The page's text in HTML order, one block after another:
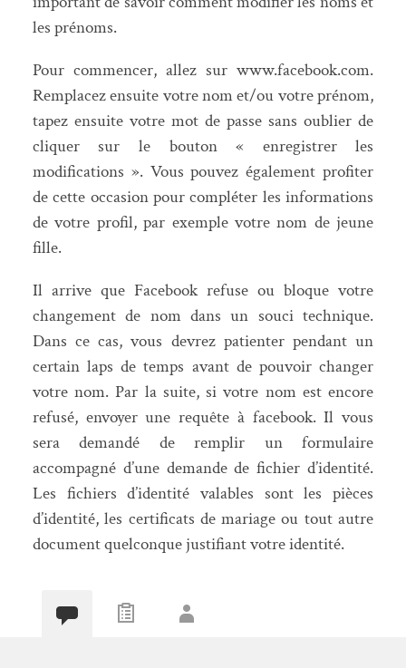
les prénoms.
Pour commencer, allez sur www.facebook.com.
Remplacez ensuite votre nom et/ou votre prénom,
tapez ensuite votre mot de passe sans oublier de
cliquer sur le bouton « enregistrer les
modifications ». Vous pouvez également profiter
de cette occasion pour compléter les informations
de votre profil, par exemple votre nom de jeune
fille.
Il arrive que Facebook refuse ou bloque votre
changement de nom dans un souci technique.
Dans ce cas, vous devrez patienter pendant un
certain laps de temps avant de pouvoir changer
votre nom. Par la suite, si votre nom est encore
refusé, envoyer une requête à facebook. Il vous
sera demandé de remplir un formulaire
accompagné d’une demande de fichier d’identité.
Les fichiers d’identité valables sont les pièces
d’identité, les certificats de mariage ou tout autre
document quelconque justifiant votre identité.